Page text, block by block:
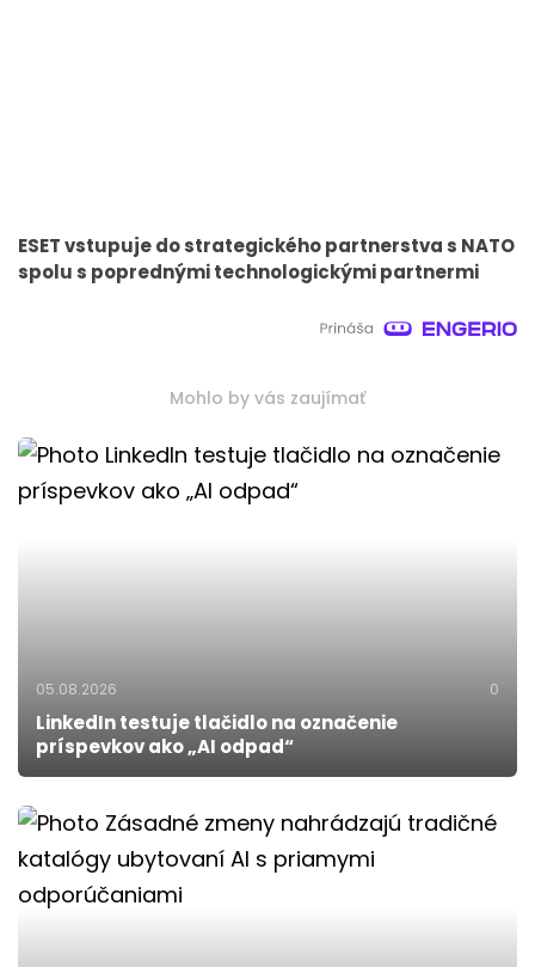
ESET vstupuje do strategického partnerstva s NATO
spolu s poprednými technologickými partnermi
Mohlo by vás zaujímať
05.08.2026 0
LinkedIn testuje tlačidlo na označenie
príspevkov ako „AI odpad“